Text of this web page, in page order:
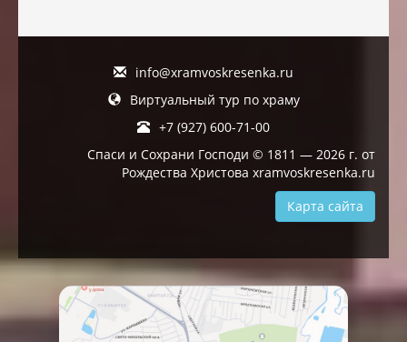
info@xramvoskresenka.ru
Виртуальный тур по храму
+7 (927) 600-71-00
Спаси и Сохрани Господи © 1811 — 2026 г. от
Рождества Христова xramvoskresenka.ru
Карта сайта